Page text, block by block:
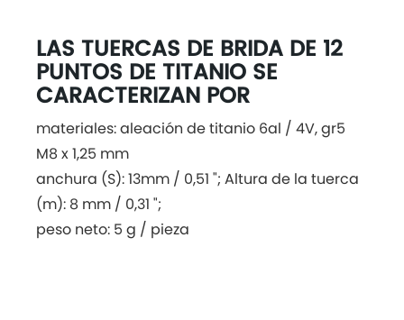
LAS TUERCAS DE BRIDA DE 12
PUNTOS DE TITANIO SE
CARACTERIZAN POR
materiales: aleación de titanio 6al / 4V, gr5
M8 x 1,25 mm
anchura (S): 13mm / 0,51 "; Altura de la tuerca
(m): 8 mm / 0,31 ";
peso neto: 5 g / pieza